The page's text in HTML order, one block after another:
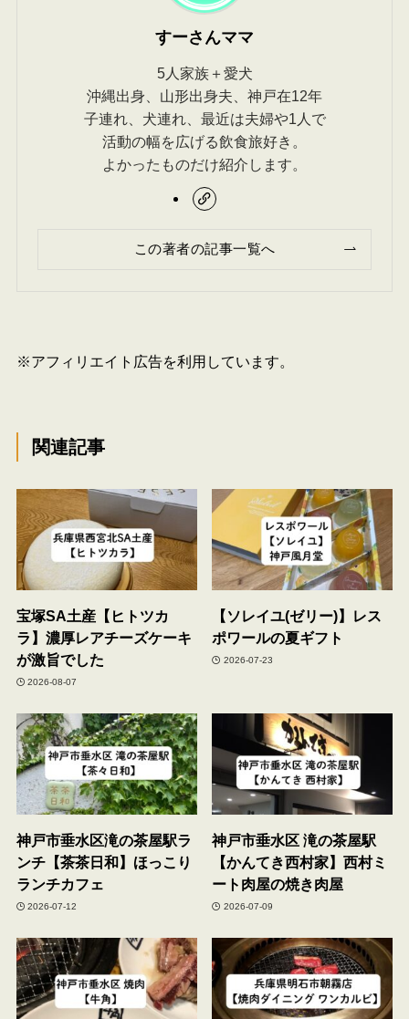
すーさんママ
5人家族＋愛犬
沖縄出身、山形出身夫、神戸在12年
子連れ、犬連れ、最近は夫婦や1人で
活動の幅を広げる飲食旅好き。
よかったものだけ紹介します。
この著者の記事一覧へ
※アフィリエイト広告を利用しています。
関連記事
宝塚SA土産【ヒトツカ
ラ】濃厚レアチーズケーキ
が激旨でした
2026-08-07
【ソレイユ(ゼリー)】レス
ポワールの夏ギフト
2026-07-23
神戸市垂水区滝の茶屋駅ラ
ンチ【茶茶日和】ほっこり
ランチカフェ
2026-07-12
神戸市垂水区 滝の茶屋駅
【かんてき西村家】西村ミ
ート肉屋の焼き肉屋
2026-07-09